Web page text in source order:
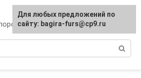
содержание, уход
Для любых предложений по
сайту: bagira-furs@cp9.ru